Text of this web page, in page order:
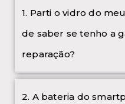
1. Parti o vidro do
de saber se tenho a
reparação?
2. A bateria do